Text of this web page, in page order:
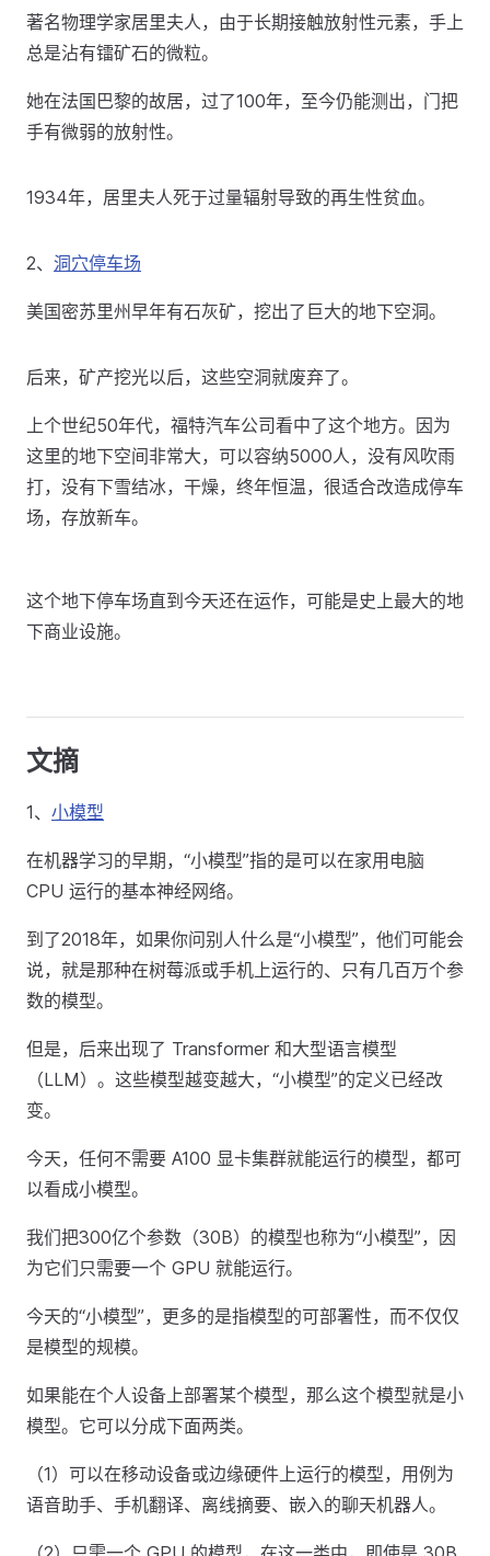
著名物理学家居里夫人，由于长期接触放射性元素，手上
总是沾有镭矿石的微粒。
她在法国巴黎的故居，过了100年，至今仍能测出，门把
手有微弱的放射性。
1934年，居里夫人死于过量辐射导致的再生性贫血。
2、 洞穴停车场
美国密苏里州早年有石灰矿，挖出了巨大的地下空洞。
后来，矿产挖光以后，这些空洞就废弃了。
上个世纪50年代，福特汽车公司看中了这个地方。因为
这里的地下空间非常大，可以容纳5000人，没有风吹雨
打，没有下雪结冰，干燥，终年恒温，很适合改造成停车
场，存放新车。
这个地下停车场直到今天还在运作，可能是史上最大的地
下商业设施。
文摘
1、 小模型
在机器学习的早期，“小模型”指的是可以在家用电脑
CPU 运行的基本神经网络。
到了2018年，如果你问别人什么是“小模型”，他们可能会
说，就是那种在树莓派或手机上运行的、只有几百万个参
数的模型。
但是，后来出现了 Transformer 和大型语言模型
（LLM）。这些模型越变越大，“小模型”的定义已经改
变。
今天，任何不需要 A100 显卡集群就能运行的模型，都可
以看成小模型。
我们把300亿个参数（30B）的模型也称为“小模型”，因
为它们只需要一个 GPU 就能运行。
今天的“小模型”，更多的是指模型的可部署性，而不仅仅
是模型的规模。
如果能在个人设备上部署某个模型，那么这个模型就是小
模型。它可以分成下面两类。
（1）可以在移动设备或边缘硬件上运行的模型，用例为
语音助手、手机翻译、离线摘要、嵌入的聊天机器人。